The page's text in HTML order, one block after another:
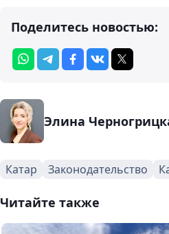
Поделитесь новостью:
Элина
Катар Законодательство
Читайте также